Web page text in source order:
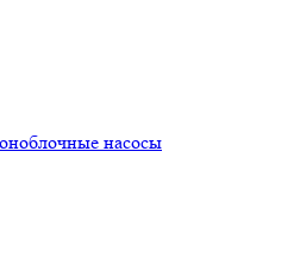
насосы